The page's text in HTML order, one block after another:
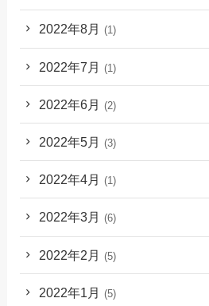
2022年8月 (1)
2022年7月 (1)
2022年6月 (2)
2022年5月 (3)
2022年4月 (1)
2022年3月 (6)
2022年2月 (5)
2022年1月 (5)